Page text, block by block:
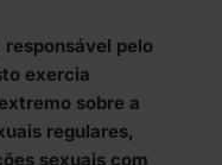
responsável pelo
exercia
sobre a
regulares,
sexuais com